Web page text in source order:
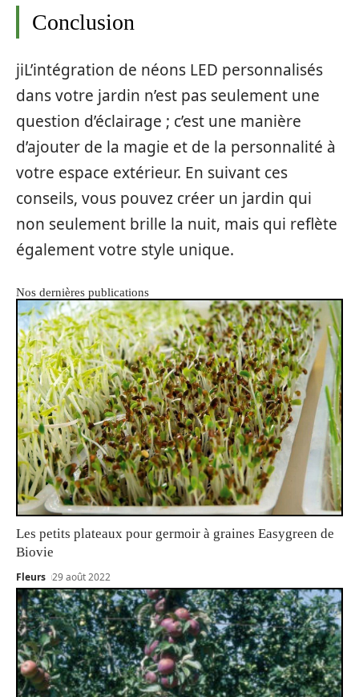
Conclusion
jiL’intégration de néons LED personnalisés
dans votre jardin n’est pas seulement une
question d’éclairage ; c’est une manière
d’ajouter de la magie et de la personnalité à
votre espace extérieur. En suivant ces
conseils, vous pouvez créer un jardin qui
non seulement brille la nuit, mais qui reflète
également votre style unique.
Nos dernières publications
Les petits plateaux pour germoir à graines Easygreen de
Biovie
Fleurs 29 août 2022